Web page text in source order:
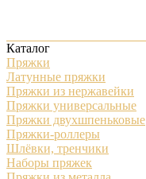
Каталог
Пряжки
Латунные пряжки
Пряжки из нержавейки
Пряжки универсальные
Пряжки двухшпеньковые
Пряжки-роллеры
Шлёвки, тренчики
Наборы пряжек